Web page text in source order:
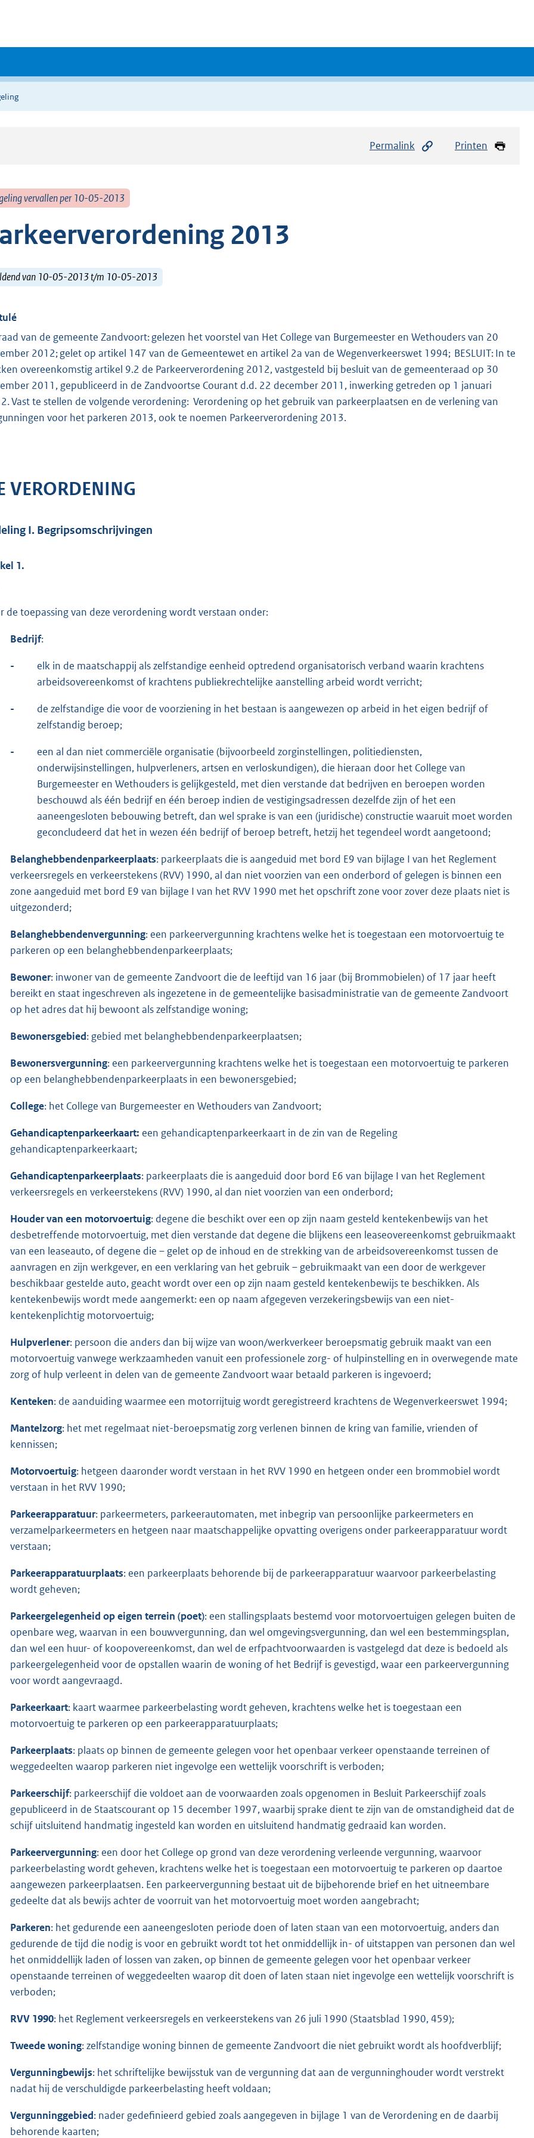
Permalink Printen
vervallen per 10-05-2013
2013
van 10-05-2013 t/m 10-05-2013
van de gemeente Zandvoort: gelezen het voorstel van Het College van Burgemeester en Wethouders van 20
2012; gelet op artikel 147 van de Gemeentewet en artikel 2a van de Wegenverkeerswet 1994; BESLUIT: In te
overeenkomstig artikel 9.2 de Parkeerverordening 2012, vastgesteld bij besluit van de gemeenteraad op 30
2011, gepubliceerd in de Zandvoortse Courant d.d. 22 december 2011, inwerking getreden op 1 januari
Vast te stellen de volgende verordening: Verordening op het gebruik van parkeerplaatsen en de verlening van
voor het parkeren 2013, ook te noemen Parkeerverordening 2013.
VERORDENING
I. Begripsomschrijvingen
1.
de toepassing van deze verordening wordt verstaan onder:
Bedrijf:
-
elk in de maatschappij als zelfstandige eenheid optredend organisatorisch verband waarin krachtens
arbeidsovereenkomst of krachtens publiekrechtelijke aanstelling arbeid wordt verricht;
-
de zelfstandige die voor de voorziening in het bestaan is aangewezen op arbeid in het eigen bedrijf of
zelfstandig beroep;
-
een al dan niet commerciële organisatie (bijvoorbeeld zorginstellingen, politiediensten,
onderwijsinstellingen, hulpverleners, artsen en verloskundigen), die hieraan door het College van
Burgemeester en Wethouders is gelijkgesteld, met dien verstande dat bedrijven en beroepen worden
beschouwd als één bedrijf en één beroep indien de vestigingsadressen dezelfde zijn of het een
aaneengesloten bebouwing betreft, dan wel sprake is van een (juridische) constructie waaruit moet worden
geconcludeerd dat het in wezen één bedrijf of beroep betreft, hetzij het tegendeel wordt aangetoond;
Belanghebbendenparkeerplaats: parkeerplaats die is aangeduid met bord E9 van bijlage I van het Reglement
verkeersregels en verkeerstekens (RVV) 1990, al dan niet voorzien van een onderbord of gelegen is binnen een
zone aangeduid met bord E9 van bijlage I van het RVV 1990 met het opschrift zone voor zover deze plaats niet is
uitgezonderd;
Belanghebbendenvergunning: een parkeervergunning krachtens welke het is toegestaan een motorvoertuig te
parkeren op een belanghebbendenparkeerplaats;
Bewoner: inwoner van de gemeente Zandvoort die de leeftijd van 16 jaar (bij Brommobielen) of 17 jaar heeft
bereikt en staat ingeschreven als ingezetene in de gemeentelijke basisadministratie van de gemeente Zandvoort
op het adres dat hij bewoont als zelfstandige woning;
Bewonersgebied: gebied met belanghebbendenparkeerplaatsen;
Bewonersvergunning: een parkeervergunning krachtens welke het is toegestaan een motorvoertuig te parkeren
op een belanghebbendenparkeerplaats in een bewonersgebied;
College: het College van Burgemeester en Wethouders van Zandvoort;
Gehandicaptenparkeerkaart: een gehandicaptenparkeerkaart in de zin van de Regeling
gehandicaptenparkeerkaart;
Gehandicaptenparkeerplaats: parkeerplaats die is aangeduid door bord E6 van bijlage I van het Reglement
verkeersregels en verkeerstekens (RVV) 1990, al dan niet voorzien van een onderbord;
Houder van een motorvoertuig: degene die beschikt over een op zijn naam gesteld kentekenbewijs van het
desbetreffende motorvoertuig, met dien verstande dat degene die blijkens een leaseovereenkomst gebruikmaakt
van een leaseauto, of degene die – gelet op de inhoud en de strekking van de arbeidsovereenkomst tussen de
aanvragen en zijn werkgever, en een verklaring van het gebruik – gebruikmaakt van een door de werkgever
beschikbaar gestelde auto, geacht wordt over een op zijn naam gesteld kentekenbewijs te beschikken. Als
kentekenbewijs wordt mede aangemerkt: een op naam afgegeven verzekeringsbewijs van een niet-
kentekenplichtig motorvoertuig;
Hulpverlener: persoon die anders dan bij wijze van woon/werkverkeer beroepsmatig gebruik maakt van een
motorvoertuig vanwege werkzaamheden vanuit een professionele zorg- of hulpinstelling en in overwegende mate
zorg of hulp verleent in delen van de gemeente Zandvoort waar betaald parkeren is ingevoerd;
Kenteken: de aanduiding waarmee een motorrijtuig wordt geregistreerd krachtens de Wegenverkeerswet 1994;
Mantelzorg: het met regelmaat niet-beroepsmatig zorg verlenen binnen de kring van familie, vrienden of
kennissen;
Motorvoertuig: hetgeen daaronder wordt verstaan in het RVV 1990 en hetgeen onder een brommobiel wordt
verstaan in het RVV 1990;
Parkeerapparatuur: parkeermeters, parkeerautomaten, met inbegrip van persoonlijke parkeermeters en
verzamelparkeermeters en hetgeen naar maatschappelijke opvatting overigens onder parkeerapparatuur wordt
verstaan;
Parkeerapparatuurplaats: een parkeerplaats behorende bij de parkeerapparatuur waarvoor parkeerbelasting
wordt geheven;
Parkeergelegenheid op eigen terrein (poet): een stallingsplaats bestemd voor motorvoertuigen gelegen buiten de
openbare weg, waarvan in een bouwvergunning, dan wel omgevingsvergunning, dan wel een bestemmingsplan,
dan wel een huur- of koopovereenkomst, dan wel de erfpachtvoorwaarden is vastgelegd dat deze is bedoeld als
parkeergelegenheid voor de opstallen waarin de woning of het Bedrijf is gevestigd, waar een parkeervergunning
voor wordt aangevraagd.
Parkeerkaart: kaart waarmee parkeerbelasting wordt geheven, krachtens welke het is toegestaan een
motorvoertuig te parkeren op een parkeerapparatuurplaats;
Parkeerplaats: plaats op binnen de gemeente gelegen voor het openbaar verkeer openstaande terreinen of
weggedeelten waarop parkeren niet ingevolge een wettelijk voorschrift is verboden;
Parkeerschijf: parkeerschijf die voldoet aan de voorwaarden zoals opgenomen in Besluit Parkeerschijf zoals
gepubliceerd in de Staatscourant op 15 december 1997, waarbij sprake dient te zijn van de omstandigheid dat de
schijf uitsluitend handmatig ingesteld kan worden en uitsluitend handmatig gedraaid kan worden.
Parkeervergunning: een door het College op grond van deze verordening verleende vergunning, waarvoor
parkeerbelasting wordt geheven, krachtens welke het is toegestaan een motorvoertuig te parkeren op daartoe
aangewezen parkeerplaatsen. Een parkeervergunning bestaat uit de bijbehorende brief en het uitneembare
gedeelte dat als bewijs achter de voorruit van het motorvoertuig moet worden aangebracht;
Parkeren: het gedurende een aaneengesloten periode doen of laten staan van een motorvoertuig, anders dan
gedurende de tijd die nodig is voor en gebruikt wordt tot het onmiddellijk in- of uitstappen van personen dan wel
het onmiddellijk laden of lossen van zaken, op binnen de gemeente gelegen voor het openbaar verkeer
openstaande terreinen of weggedeelten waarop dit doen of laten staan niet ingevolge een wettelijk voorschrift is
verboden;
RVV 1990: het Reglement verkeersregels en verkeerstekens van 26 juli 1990 (Staatsblad 1990, 459);
Tweede woning: zelfstandige woning binnen de gemeente Zandvoort die niet gebruikt wordt als hoofdverblijf;
Vergunningbewijs: het schriftelijke bewijsstuk van de vergunning dat aan de vergunninghouder wordt verstrekt
nadat hij de verschuldigde parkeerbelasting heeft voldaan;
Vergunninggebied: nader gedefinieerd gebied zoals aangegeven in bijlage 1 van de Verordening en de daarbij
behorende kaarten;